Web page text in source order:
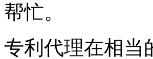
帮忙。
专利代理在相当